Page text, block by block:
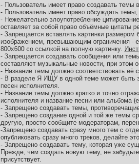
- Пользователь имеет право создавать темы
- Пользователь имеет право обсуждать
- Нежелательно злоупотребление
оставляет за собой право объёмные цитаты
- Запрещается вставлять картинки
изображением, превышающим ограничения -
800х600 со ссылкой на полную картинку.
- Запрещается создавать сообщения или
составляют музыкальные новости, при этом
- Название темы должно соответствовать
- В разделе Я ИЩУ в одной теме может быть
песен исполнителя.
- Название темы должно кратко и точно
исполнителя и название песни или альбома
- Запрещено создавать темы,
- Запрещено создание одной и той же темы
другую, просто сообщите модераторам,
-Запрещено создавать сразу много тем с
опубликовать сразу много треков, делайте
- Запрещено создавать тему, которая уже
Прежде, чем создать новую тему, не
присутствует.